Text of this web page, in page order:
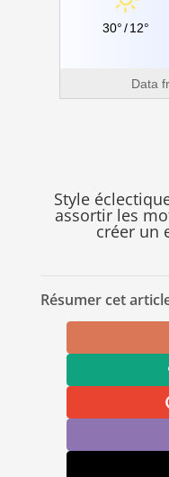
30°/12°
Data
Style
assortir les
créer un
Résumer cet